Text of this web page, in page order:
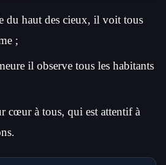
du haut des cieux, il voit tous
;
il observe tous les habitants
cœur à tous, qui est attentif à